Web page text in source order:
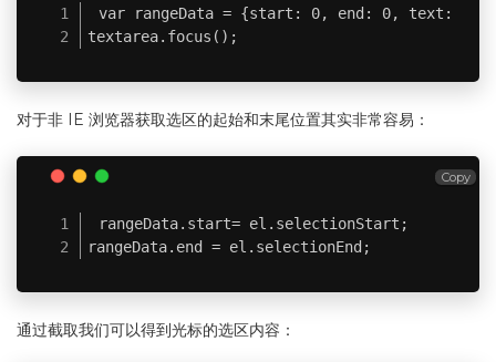
var rangeData = {start: 0, end: 0, text: ""
textarea.focus();
对于非 IE 浏览器获取选区的起始和末尾位置其实非常容易：
rangeData.start= el.selectionStart;
rangeData.end = el.selectionEnd;
Copy
通过截取我们可以得到光标的选区内容：